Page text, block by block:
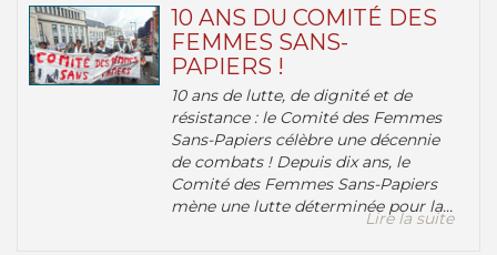
10 ANS DU COMITÉ DES
FEMMES SANS-
PAPIERS !
10 ans de lutte, de dignité et de
résistance : le Comité des Femmes
Sans-Papiers célèbre une décennie
de combats ! Depuis dix ans, le
Comité des Femmes Sans-Papiers
mène une lutte déterminée pour la...
Lire la suite